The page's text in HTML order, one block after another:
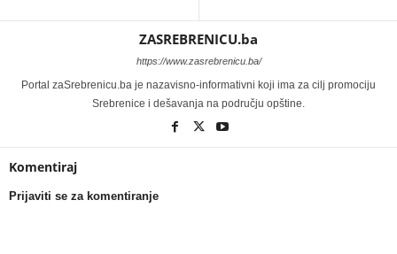
ZASREBRENICU.ba
https://www.zasrebrenicu.ba/
Portal zaSrebrenicu.ba je nazavisno-informativni koji ima za cilj promociju
Srebrenice i dešavanja na području opštine.
Komentiraj
Prijaviti se za komentiranje